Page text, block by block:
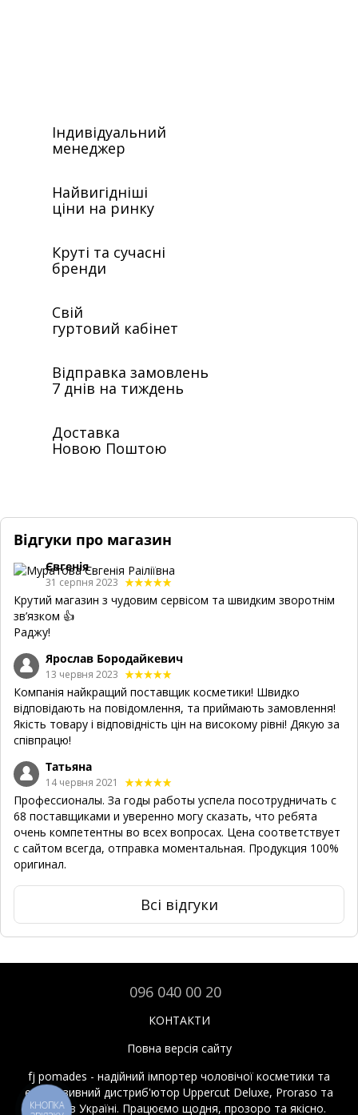
Індивідуальний
менеджер
Найвигідніші
ціни на ринку
Круті та сучасні
бренди
Свій
гуртовий кабінет
Відправка замовлень
7 днів на тиждень
Доставка
Новою Поштою
Відгуки про магазин
Євгенія
31 серпня 2023
Крутий магазин з чудовим сервісом та швидким зворотнім
зв’язком 👍
Раджу!
Ярослав Бородайкевич
13 червня 2023
Компанія найкращий поставщик косметики! Швидко
відповідають на повідомлення, та приймають замовлення!
Якість товару і відповідність цін на високому рівні! Дякую за
співпрацю!
Татьяна
14 червня 2021
Профессионалы. За годы работы успела посотрудничать с
68 поставщиками и уверенно могу сказать, что ребята
очень компетентны во всех вопросах. Цена соответствует
с сайтом всегда, отправка моментальная. Продукция 100%
оригинал.
Всі відгуки
096 040 00 20
КОНТАКТИ
Повна версія сайту
fj pomades - надійний імпортер чоловічої косметики та
ексклюзивний дистриб'ютор Uppercut Deluxe, Proraso та
Reuzel в Україні. Працюємо щодня, прозоро та якісно.
КНОПКА